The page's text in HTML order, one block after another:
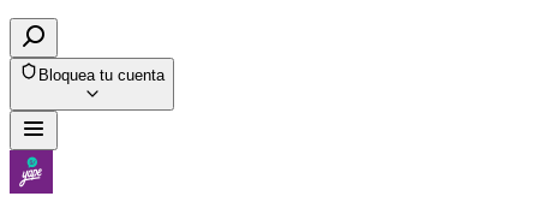
Bloquea tu cuenta